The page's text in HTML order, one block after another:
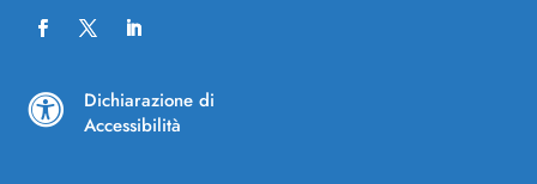

Dichiarazione di
Accessibilità